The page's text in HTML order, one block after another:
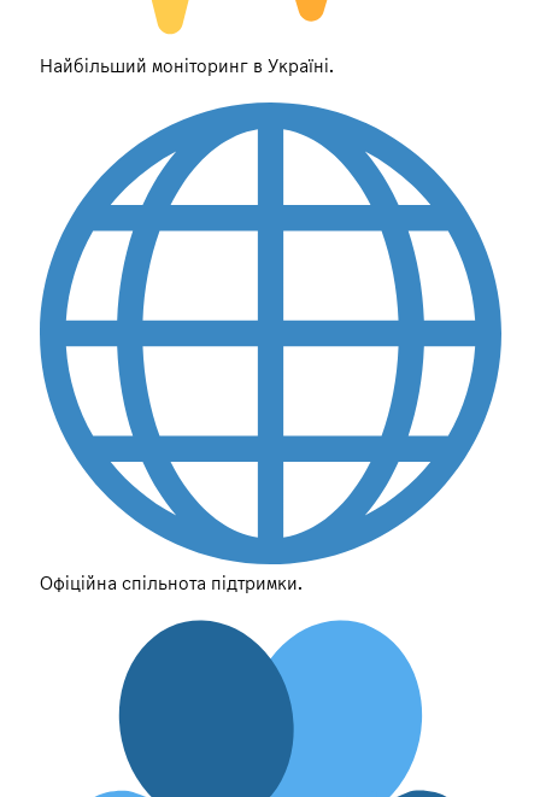
Найбільший моніторинг в Україні.
Офіційна спільнота підтримки.